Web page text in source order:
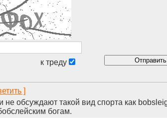
обсуждают такой вид спорта как
богам.